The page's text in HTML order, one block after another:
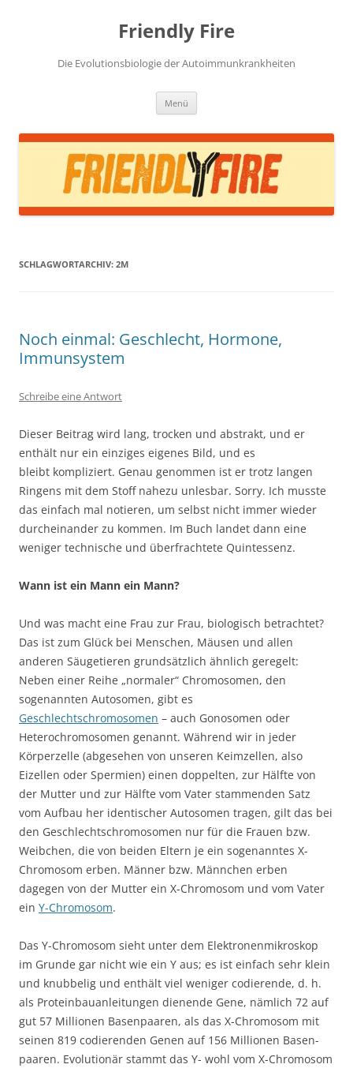
Friendly Fire
Die Evolutionsbiologie der Autoimmunkrankheiten
Menü
SCHLAGWORTARCHIV: 2M
Noch einmal: Geschlecht, Hormone,
Immunsystem
Schreibe eine Antwort
Dieser Beitrag wird lang, trocken und abstrakt, und er
enthält nur ein einziges eigenes Bild, und es
bleibt kompliziert. Genau genommen ist er trotz langen
Ringens mit dem Stoff nahezu unlesbar. Sorry. Ich musste
das einfach mal notieren, um selbst nicht immer wieder
durcheinander zu kommen. Im Buch landet dann eine
weniger technische und überfrachtete Quintessenz.
Wann ist ein Mann ein Mann?
Und was macht eine Frau zur Frau, biologisch betrachtet?
Das ist zum Glück bei Menschen, Mäusen und allen
anderen Säugetieren grundsätzlich ähnlich geregelt:
Neben einer Reihe „normaler“ Chromosomen, den
sogenannten Autosomen, gibt es
Geschlechtschromosomen – auch Gonosomen oder
Heterochromosomen genannt. Während wir in jeder
Körperzelle (abgesehen von unseren Keimzellen, also
Eizellen oder Spermien) einen doppelten, zur Hälfte von
der Mutter und zur Hälfte vom Vater stammenden Satz
vom Aufbau her identischer Autosomen tragen, gilt das bei
den Geschlechtschromosomen nur für die Frauen bzw.
Weibchen, die von beiden Eltern je ein sogenanntes X-
Chromosom erben. Männer bzw. Männchen erben
dagegen von der Mutter ein X-Chromosom und vom Vater
ein Y-Chromosom.
Das Y-Chromosom sieht unter dem Elektronenmikroskop
im Grunde gar nicht wie ein Y aus; es ist einfach sehr klein
und knubbelig und enthält viel weniger codierende, d. h.
als Proteinbauanleitungen dienende Gene, nämlich 72 auf
gut 57 Millionen Basenpaaren, als das X-Chromosom mit
seinen 819 codierenden Genen auf 156 Millionen Basen­
paaren. Evolutionär stammt das Y- wohl vom X-Chromosom